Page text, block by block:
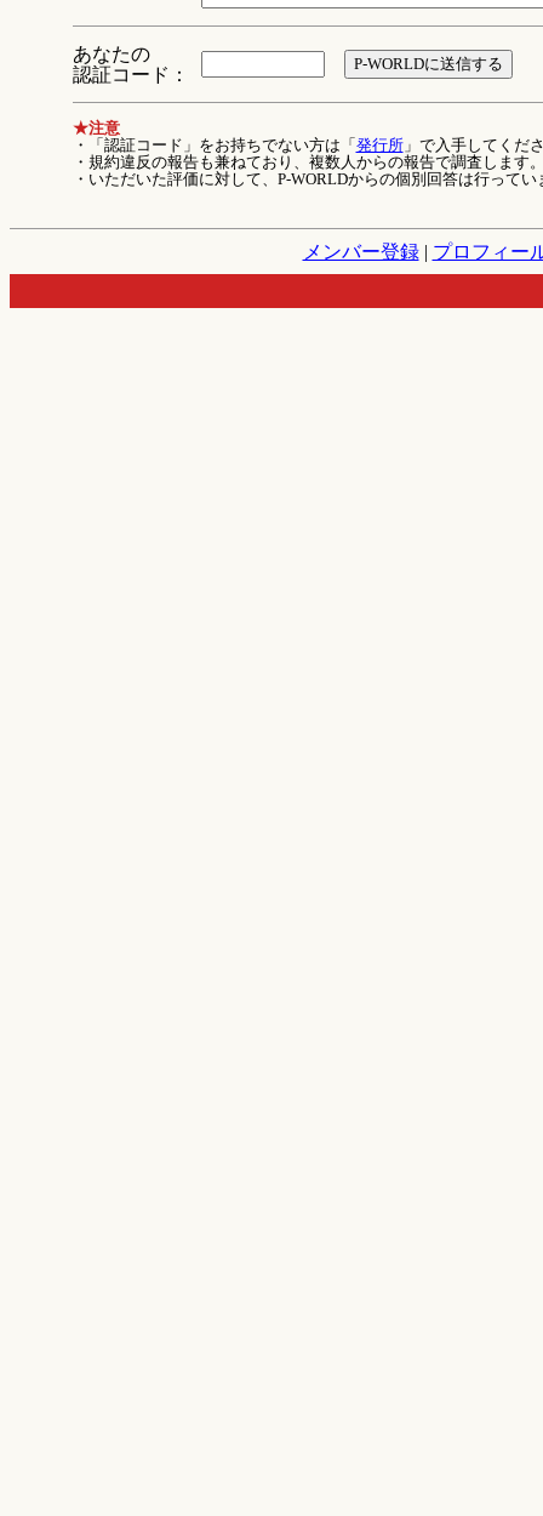
あなたの
認証コード：
★注意
・「認証コード」をお持ちでない方は「 発行所」で入手してくだ
・規約違反の報告も兼ねており、複数人からの報告で調査します
・いただいた評価に対して、P-WORLDからの個別回答は行ってい
メンバー登録| プロフィー